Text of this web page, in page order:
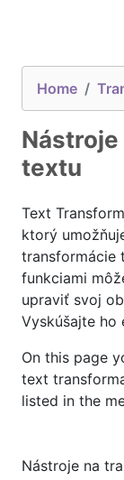
Home
textu
Text
ktorý
transformácie
funkciami
upraviť svoj
Vyskúšajte ho
On this page
text
listed in the
Nástroje na